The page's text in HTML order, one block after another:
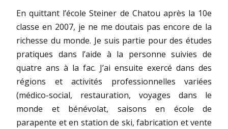
En quittant l’école Steiner de Chatou après la 10e
classe en 2007, je ne me doutais pas encore de la
richesse du monde. Je suis partie pour des études
pratiques dans l’aide à la personne suivies de
quatre ans à la fac. J’ai ensuite exercé dans des
régions et activités professionnelles variées
(médico-social, restauration, voyages dans le
monde et bénévolat, saisons en école de
parapente et en station de ski, fabrication et vente